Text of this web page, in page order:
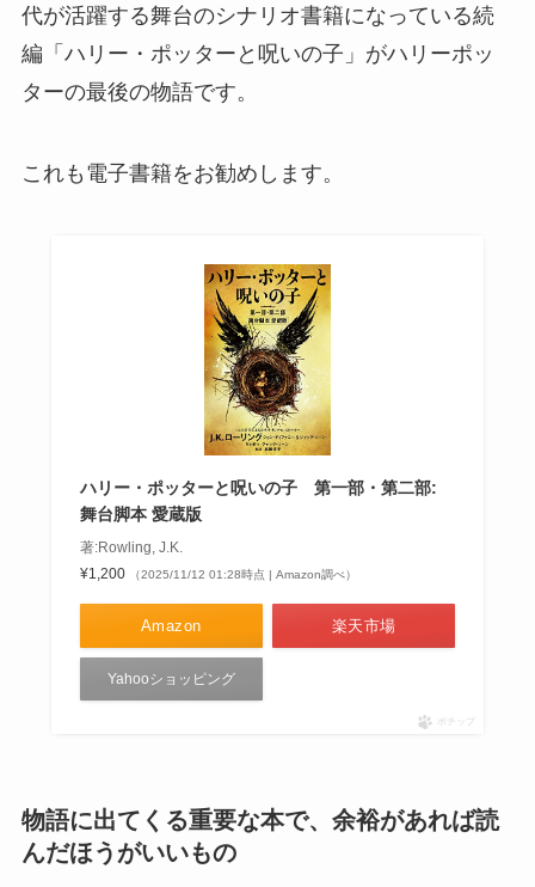
代が活躍する舞台のシナリオ書籍になっている続
編「ハリー・ポッターと呪いの子」がハリーポッ
ターの最後の物語です。
これも電子書籍をお勧めします。
ハリー・ポッターと呪いの子 第一部・第二部:
舞台脚本 愛蔵版
著:Rowling, J.K.
¥1,200
（2025/11/12 01:28時点 | Amazon調べ）
Amazon 楽天市場
Yahooショッピング
ポチップ
物語に出てくる重要な本で、余裕があれば読
んだほうがいいもの